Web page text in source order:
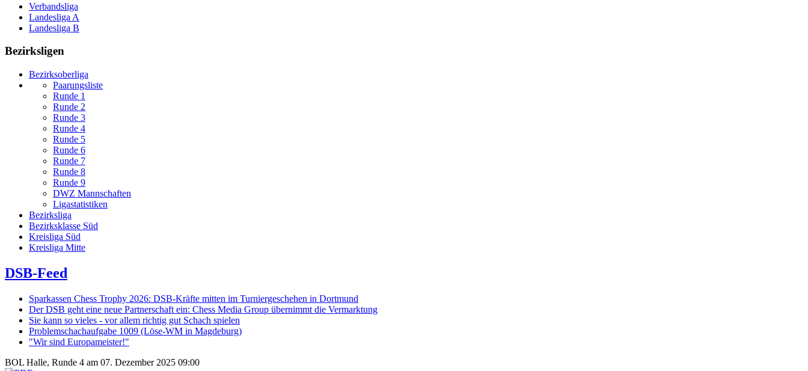
Verbandsliga
Landesliga A
Landesliga B
Bezirksligen
Bezirksoberliga
Paarungsliste
Runde 1
Runde 2
Runde 3
Runde 4
Runde 5
Runde 6
Runde 7
Runde 8
Runde 9
DWZ Mannschaften
Ligastatistiken
Bezirksliga
Bezirksklasse Süd
Kreisliga Süd
Kreisliga Mitte
DSB-Feed
Sparkassen Chess Trophy 2026: DSB-Kräfte mitten im Turniergeschehen in Dortmund
Der DSB geht eine neue Partnerschaft ein: Chess Media Group übernimmt die Vermarktung
Sie kann so vieles - vor allem richtig gut Schach spielen
Problemschachaufgabe 1009 (Löse-WM in Magdeburg)
"Wir sind Europameister!"
BOL Halle, Runde 4 am 07. Dezember 2025 09:00